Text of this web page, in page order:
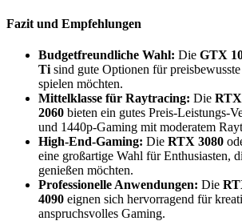
Fazit und Empfehlungen
Budgetfreundliche Wahl: Die GTX
Ti sind gute Optionen für
spielen möchten.
Mittelklasse für Raytracing: Die
2060 bieten ein gutes Preis-Leistungs-
und 1440p-Gaming mit moderatem
High-End-Gaming: Die RTX 3080
eine großartige Wahl für Enthusiasten,
genießen möchten.
Professionelle Anwendungen: Die
4090 eignen sich hervorragend für
anspruchsvolles Gaming.